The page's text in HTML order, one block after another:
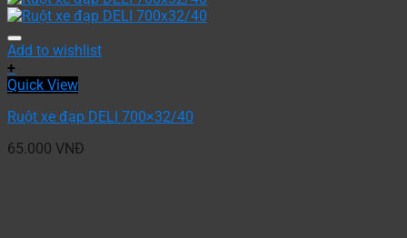
Add to wishlist
+
Quick View
Ruột xe đạp DELI 700×32/40
65.000 VNĐ